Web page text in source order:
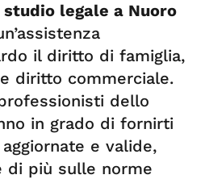
studio legale a Nuoro
il diritto di famiglia,
diritto commerciale.
dello
in grado di fornirti
e valide,
di più sulle norme